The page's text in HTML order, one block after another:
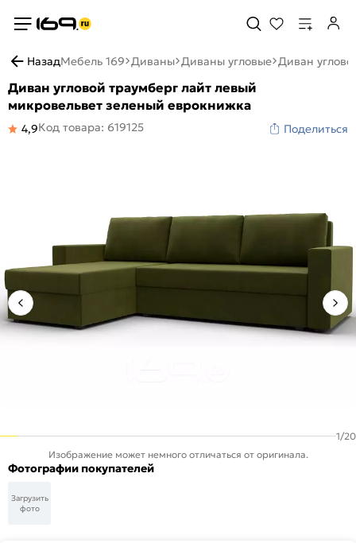
НазадМебель 169 Диваны Диваны угловые Диван
Диван угловой траумберг лайт левый
микровельвет зеленый еврокнижка
4,9Код товара: 619125 Поделиться
1/20
Изображение может немного отличаться от оригинала.
Фотографии покупателей
Загрузить
фото